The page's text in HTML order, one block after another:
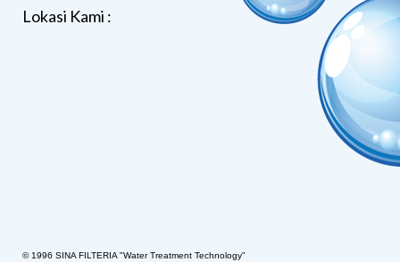
Lokasi Kami :
© 1996 SINA FILTERIA "Water Treatment Technology"